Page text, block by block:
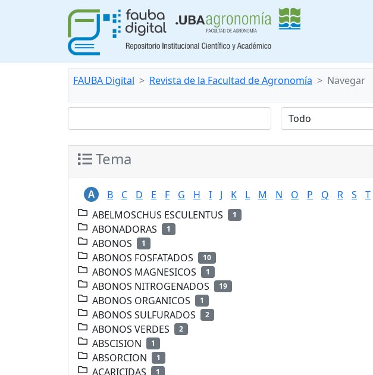
FAUBA Digital Revista de la Facultad de Agronomía Navegar
Tema
A B C D E F G H I J K L M N O P Q R S T
ABELMOSCHUS ESCULENTUS
1
ABONADORAS 1
ABONOS 1
ABONOS FOSFATADOS 10
ABONOS MAGNESICOS 1
ABONOS NITROGENADOS 19
ABONOS ORGANICOS 1
ABONOS SULFURADOS 2
ABONOS VERDES 2
ABSCISION 1
ABSORCION 1
ACARICIDAS 1